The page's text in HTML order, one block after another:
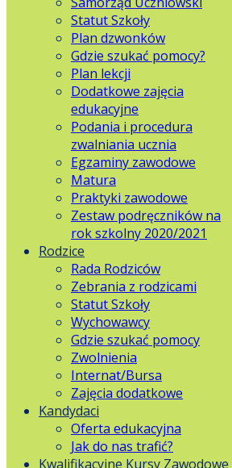
Statut Szkoły
Plan dzwonków
Gdzie szukać pomocy?
Plan lekcji
Dodatkowe zajęcia
edukacyjne
Podania i procedura
zwalniania ucznia
Egzaminy zawodowe
Matura
Praktyki zawodowe
Zestaw podręczników na
rok szkolny 2020/2021
Rodzice
Rada Rodziców
Zebrania z rodzicami
Statut Szkoły
Wychowawcy
Gdzie szukać pomocy
Zwolnienia
Internat/Bursa
Zajęcia dodatkowe
Kandydaci
Oferta edukacyjna
Jak do nas trafić?
Kwalifikacyjne Kursy Zawodowe